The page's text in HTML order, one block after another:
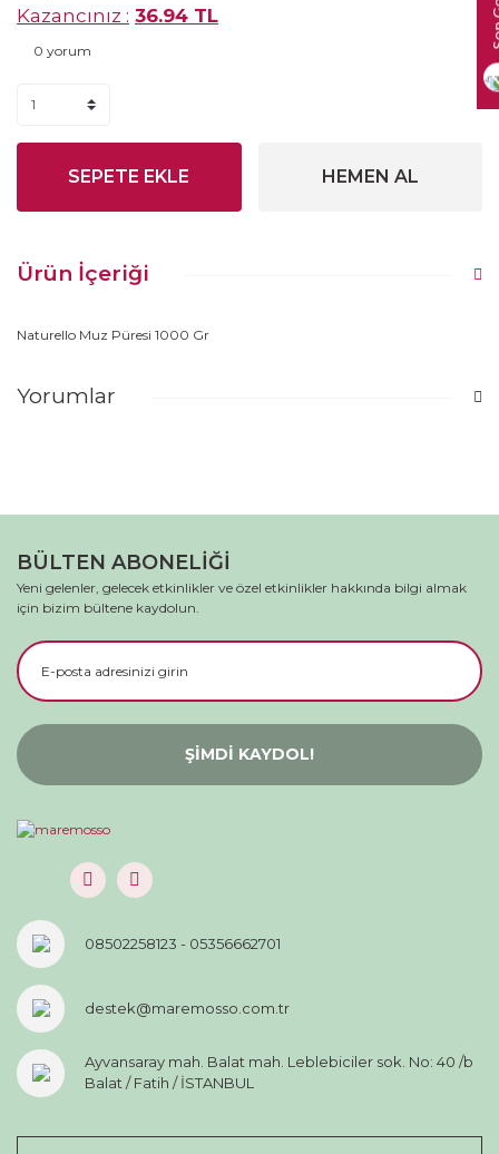
Kazancınız : 36.94 TL
0 yorum
SEPETE EKLE HEMEN AL
Ürün İçeriği
Naturello Muz Püresi 1000 Gr
Yorumlar
BÜLTEN ABONELİĞİ
Yeni gelenler, gelecek etkinlikler ve özel etkinlikler hakkında bilgi almak
için bizim bültene kaydolun.
ŞİMDİ KAYDOL!
08502258123 - 05356662701
destek@maremosso.com.tr
Ayvansaray mah. Balat mah. Leblebiciler sok. No: 40 /b
Balat / Fatih / İSTANBUL